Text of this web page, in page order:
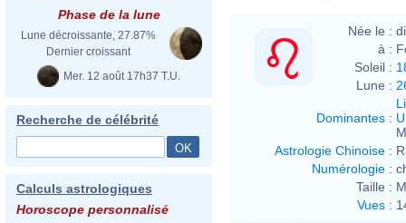
Phase de la lune
Lune décroissante, 27.87%
Dernier croissant
Mer. 12 août 17h37 T.U.
Recherche de célébrité
Calculs astrologiques
Horoscope personnalisé
Née le :
à :
Soleil :
Lune :
Dominantes :
Astrologie Chinoise :
Numérologie :
Taille :
Vues :